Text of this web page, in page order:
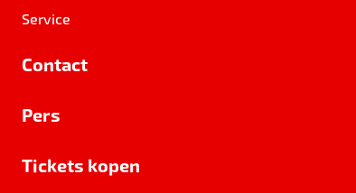
Service
Contact
Pers
Tickets kopen